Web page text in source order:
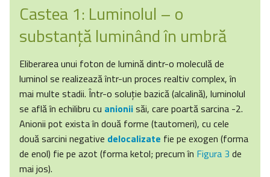
Castea 1: Luminolul – o
substanţă luminând în umbră
Eliberarea unui foton de lumină dintr-o moleculă de
luminol se realizează într-un proces realtiv complex, în
mai multe stadii. Într-o soluţie bazică (alcalină), luminolul
se află în echilibru cu anioniisăi, care poartă sarcina -2.
Anionii pot exista în două forme (tautomeri), cu cele
două sarcini negative delocalizate fie pe exogen (forma
de enol) fie pe azot (forma ketol; precum în Figura 3 de
mai jos).